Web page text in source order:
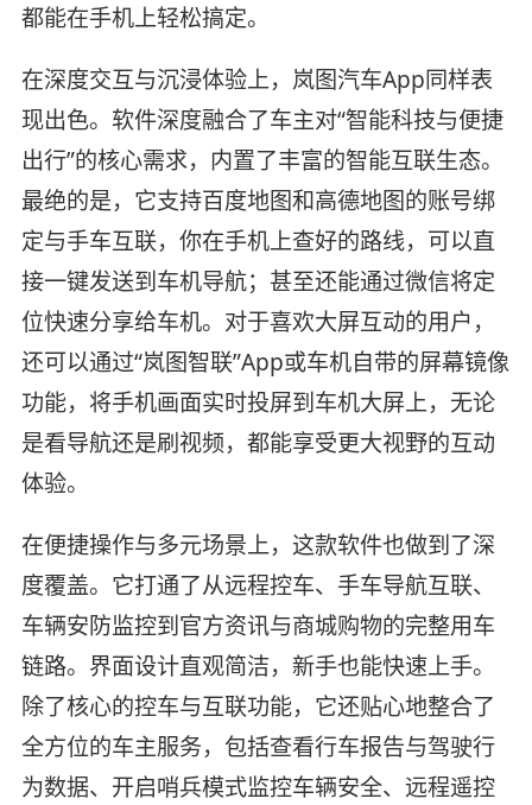
都能在手机上轻松搞定。
在深度交互与沉浸体验上，岚图汽车App同样表
现出色。软件深度融合了车主对“智能科技与便捷
出行”的核心需求，内置了丰富的智能互联生态。
最绝的是，它支持百度地图和高德地图的账号绑
定与手车互联，你在手机上查好的路线，可以直
接一键发送到车机导航；甚至还能通过微信将定
位快速分享给车机。对于喜欢大屏互动的用户，
还可以通过“岚图智联”App或车机自带的屏幕镜像
功能，将手机画面实时投屏到车机大屏上，无论
是看导航还是刷视频，都能享受更大视野的互动
体验。
在便捷操作与多元场景上，这款软件也做到了深
度覆盖。它打通了从远程控车、手车导航互联、
车辆安防监控到官方资讯与商城购物的完整用车
链路。界面设计直观简洁，新手也能快速上手。
除了核心的控车与互联功能，它还贴心地整合了
全方位的车主服务，包括查看行车报告与驾驶行
为数据、开启哨兵模式监控车辆安全、远程遥控